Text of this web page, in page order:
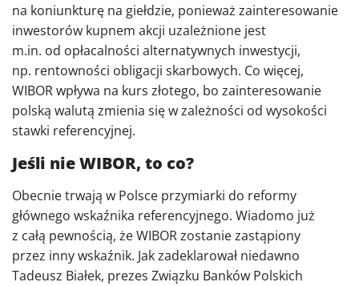
na koniunkturę na giełdzie, ponieważ zainteresowanie
inwestorów kupnem akcji uzależnione jest
m.in. od opłacalności alternatywnych inwestycji,
np. rentowności obligacji skarbowych. Co więcej,
WIBOR wpływa na kurs złotego, bo zainteresowanie
polską walutą zmienia się w zależności od wysokości
stawki referencyjnej.
Jeśli nie WIBOR, to co?
Obecnie trwają w Polsce przymiarki do reformy
głównego wskaźnika referencyjnego. Wiadomo już
z całą pewnością, że WIBOR zostanie zastąpiony
przez inny wskaźnik. Jak zadeklarował niedawno
Tadeusz Białek, prezes Związku Banków Polskich